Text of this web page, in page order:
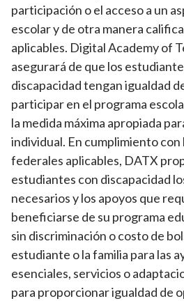
participación o el acceso a un
escolar y de otra manera
aplicables. Digital Academy of
asegurará de que los
discapacidad tengan igualdad
participar en el programa
la medida máxima apropiada
individual. En cumplimiento con
federales aplicables, DATX
estudiantes con discapacidad
necesarios y los apoyos que
beneficiarse de su programa
sin discriminación o costo de
estudiante o la familia para las
esenciales, servicios o
para proporcionar igualdad de